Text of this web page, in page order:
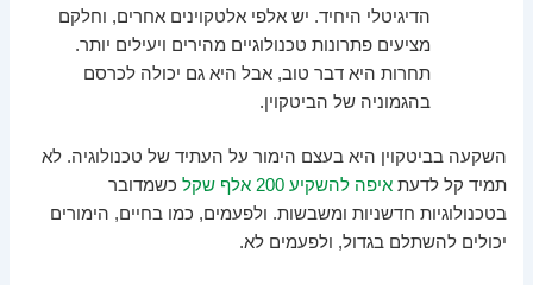
הדיגיטלי היחיד. יש אלפי אלטקוינים אחרים, וחלקם
מציעים פתרונות טכנולוגיים מהירים ויעילים יותר.
תחרות היא דבר טוב, אבל היא גם יכולה לכרסם
בהגמוניה של הביטקוין.
השקעה בביטקוין היא בעצם הימור על העתיד של טכנולוגיה. לא
תמיד קל לדעתאיפה להשקיע 200 אלף שקל
כשמדובר
בטכנולוגיות חדשניות ומשבשות. ולפעמים, כמו בחיים, הימורים
יכולים להשתלם בגדול, ולפעמים לא.